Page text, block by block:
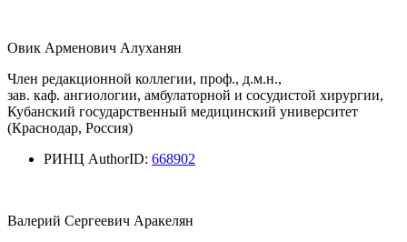
Овик Арменович Алуханян
Член редакционной коллегии, проф., д.м.н.,
зав. каф. ангиологии, амбулаторной и сосудистой хирургии,
Кубанский государственный медицинский университет
(Краснодар, Россия)
РИНЦ AuthorID: 668902
Валерий Сергеевич Аракелян